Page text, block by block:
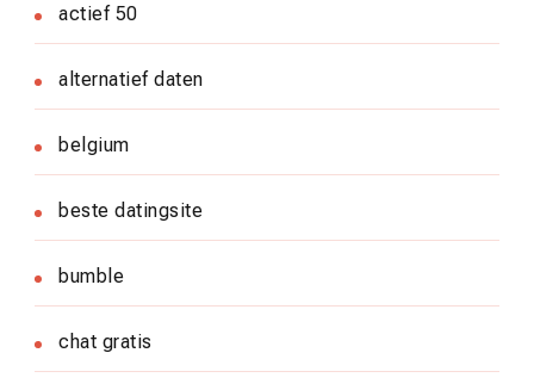
actief 50
alternatief daten
belgium
beste datingsite
bumble
chat gratis